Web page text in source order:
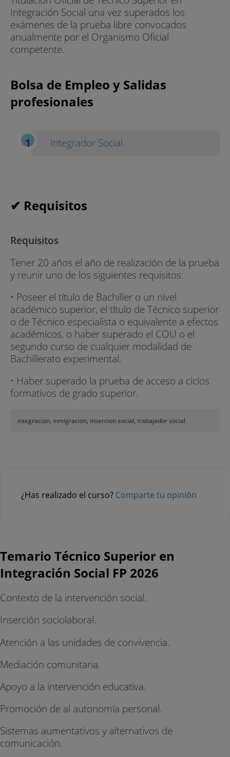
Integración Social una vez superados los
exámenes de la prueba libre convocados
anualmente por el Organismo Oficial
competente.
Bolsa de Empleo y Salidas
profesionales
Integrador Social
✔ Requisitos
Requisitos
Tener 20 años el año de realización de la prueba
y reunir uno de los siguientes requisitos:
• Poseer el título de Bachiller o un nivel
académico superior, el título de Técnico superior
o de Técnico especialista o equivalente a efectos
académicos, o haber superado el COU o el
segundo curso de cualquier modalidad de
Bachillerato experimental.
• Haber superado la prueba de acceso a ciclos
formativos de grado superior.
integracion, inmigracion, insercion social, trabajador social
¿Has realizado el curso? Comparte tu opinión
Temario Técnico Superior en
Integración Social FP 2026
Contexto de la intervención social.
Inserción sociolaboral.
Atención a las unidades de convivencia.
Mediación comunitaria.
Apoyo a la intervención educativa.
Promoción de al autonomía personal.
Sistemas aumentativos y alternativos de
comunicación.